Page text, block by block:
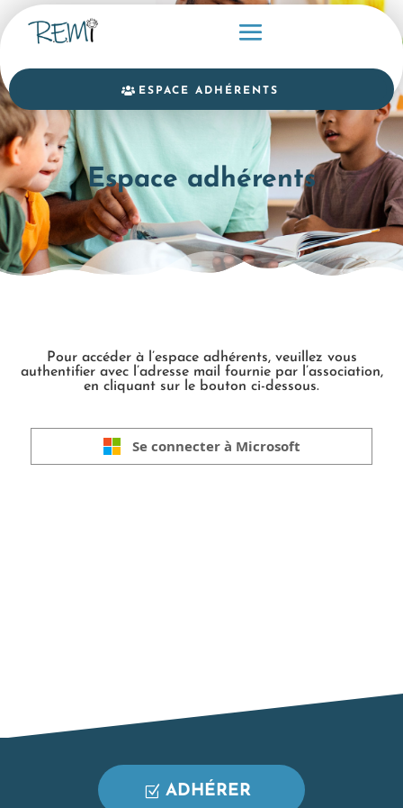
ESPACE ADHÉRENTS
Espace adhérents
Pour accéder à l’espace adhérents, veuillez vous
authentifier avec l’adresse mail fournie par l’association,
en cliquant sur le bouton ci-dessous.
Se connecter à Microsoft
ADHÉRER